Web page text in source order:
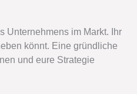
Unternehmens im Markt. Ihr
könnt. Eine gründliche
und eure Strategie